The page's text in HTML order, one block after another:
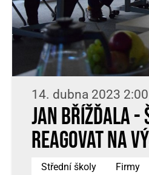
14. dubna 2023 2:00
Jan Břížďala -
reagovat na
Střední školy Firmy